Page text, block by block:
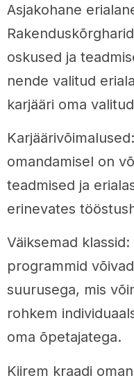
Asjakohane
oskused ja
nende valitud
karjääri oma
omandamisel on
teadmised ja
erinevates
Väiksemad
programmid
suurusega, mis
rohkem
oma õpetajatega.
Kiirem kraadi